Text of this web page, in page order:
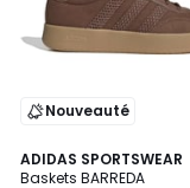
Nouveauté
ADIDAS SPORTSWEAR
Baskets BARREDA
4,8
/ 5